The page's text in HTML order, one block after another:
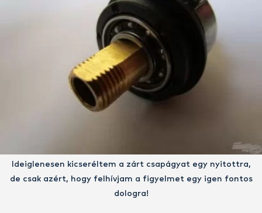
Ideiglenesen kicseréltem a zárt csapágyat egy nyitottra,
de csak azért, hogy felhívjam a figyelmet egy igen fontos
dologra!